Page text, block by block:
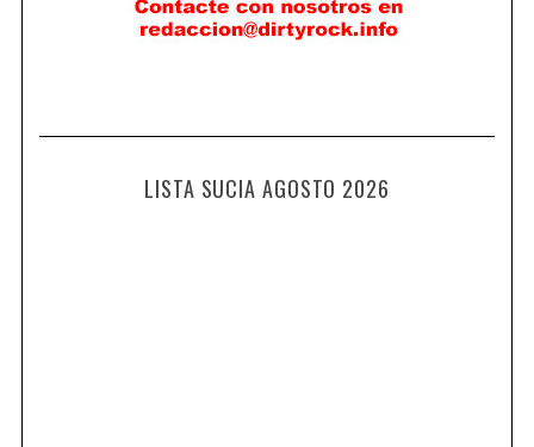
LISTA SUCIA AGOSTO 2026